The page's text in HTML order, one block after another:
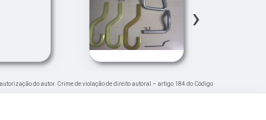
›
do autor. Crime de violação de direito autoral – artigo 184 do Código